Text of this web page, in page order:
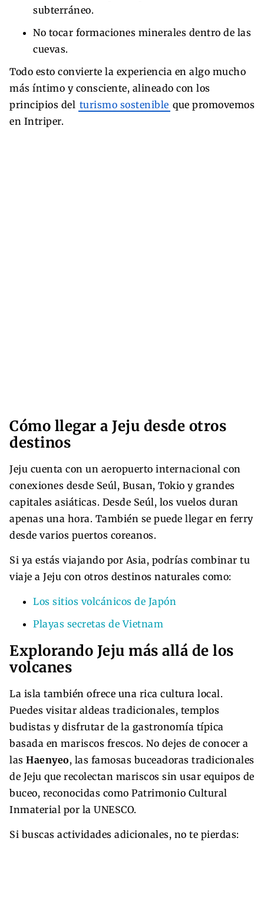
subterráneo.
No tocar formaciones minerales dentro de las
cuevas.
Todo esto convierte la experiencia en algo mucho
más íntimo y consciente, alineado con los
principios del turismo sostenible que promovemos
en Intriper.
Cómo llegar a Jeju desde otros
destinos
Jeju cuenta con un aeropuerto internacional con
conexiones desde Seúl, Busan, Tokio y grandes
capitales asiáticas. Desde Seúl, los vuelos duran
apenas una hora. También se puede llegar en ferry
desde varios puertos coreanos.
Si ya estás viajando por Asia, podrías combinar tu
viaje a Jeju con otros destinos naturales como:
Los sitios volcánicos de Japón
Playas secretas de Vietnam
Explorando Jeju más allá de los
volcanes
La isla también ofrece una rica cultura local.
Puedes visitar aldeas tradicionales, templos
budistas y disfrutar de la gastronomía típica
basada en mariscos frescos. No dejes de conocer a
las Haenyeo, las famosas buceadoras tradicionales
de Jeju que recolectan mariscos sin usar equipos de
buceo, reconocidas como Patrimonio Cultural
Inmaterial por la UNESCO.
Si buscas actividades adicionales, no te pierdas: